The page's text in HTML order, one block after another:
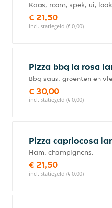
Kaas, room, spek, ui,
€ 21,50
incl. statiegeld (€ 0,00)
Pizza bbq la rosa
Bbq saus, groenten en
€ 30,00
incl. statiegeld (€ 0,00)
Pizza capriocosa
Ham, champignons.
€ 21,50
incl. statiegeld (€ 0,00)